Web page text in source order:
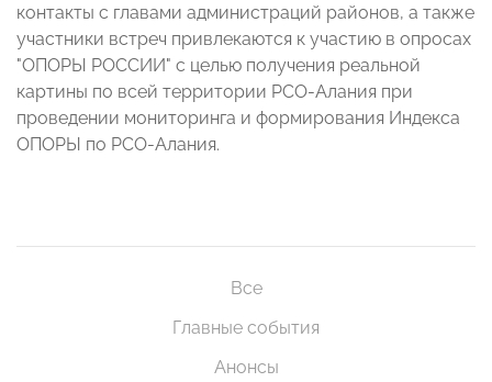
контакты с главами администраций районов, а также
участники встреч привлекаются к участию в опросах
"ОПОРЫ РОССИИ" с целью получения реальной
картины по всей территории РСО-Алания при
проведении мониторинга и формирования Индекса
ОПОРЫ по РСО-Алания.
Все
Главные события
Анонсы